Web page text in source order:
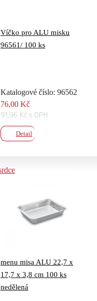
Víčko pro ALU misku
96561/ 100 ks
Katalogové číslo: 96562
76,00 Kč
91,96 Kč s DPH
Detail
menu misa ALU 22,7 x
17,7 x 3,8 cm 100 ks
nedělená